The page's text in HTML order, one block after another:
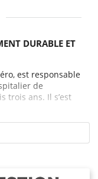
DURABLE ET
est responsable
de
trois ans. Il s’est